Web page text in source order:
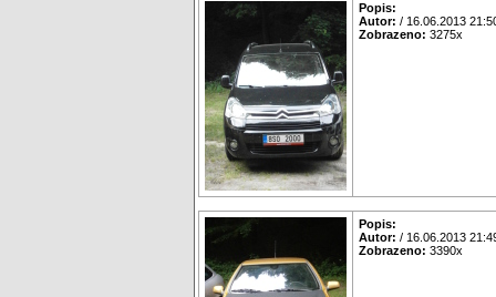
Popis:
Autor: / 16.06.2013
Zobrazeno: 3275x
Popis:
Autor: / 16.06.2013
Zobrazeno: 3390x